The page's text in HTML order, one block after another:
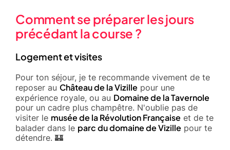
Comment se préparer les jours
précédant la course ?
Logement et visites
Pour ton séjour, je te recommande vivement de te
reposer au Château de la Vizille pour une
expérience royale, ou au Domaine de la Tavernole
pour un cadre plus champêtre. N'oublie pas de
visiter le musée de la Révolution Française et de te
balader dans le parc du domaine de Vizille pour te
détendre. 🏰